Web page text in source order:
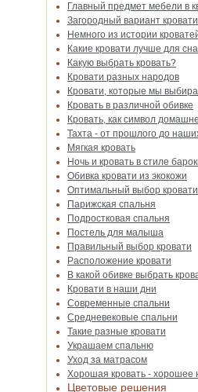
Главный предмет мебели в
Загородный вариант кровати
Немного из истории
Какие кровати лучше для
Какую выбрать кровать?
Кровати разных народов
Кровати, которые мы
Кровать в различной обивке
Кровать, как символ
Тахта - от прошлого до
Мягкая кровать
Ночь и кровать в стиле
Обивка кровати из экокожи
Оптимальный выбор кровати
Парижская спальня
Подростковая спальня
Постель для малыша
Правильный выбор кровати
Расположение кровати
В какой обивке выбрать
Кровати в наши дни
Современные спальни
Средневековые спальни
Такие разные кровати
Украшаем спальню
Уход за матрасом
Хорошая кровать - хорошее
Цветовые решения